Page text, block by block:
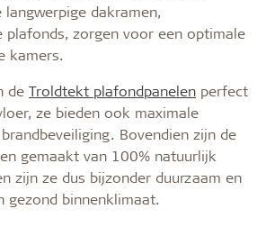
langwerpige dakramen,
plafonds, zorgen voor een optimale
kamers.
de Troldtekt plafondpanelen perfect
ze bieden ook maximale
Bovendien zijn de
gemaakt van 100% natuurlijk
zijn ze dus bijzonder duurzaam en
gezond binnenklimaat.